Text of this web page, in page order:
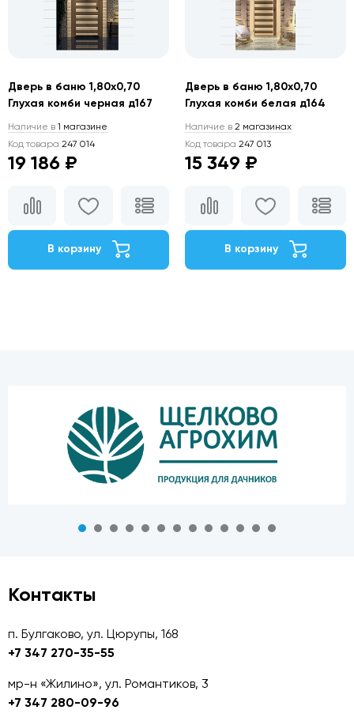
Дверь в баню 1,80х0,70
Глухая комби черная д167
Наличие в 1 магазине
Код товара 247 014
19 186 ₽
В корзину
Дверь в баню 1,80х0,70
Глухая комби белая д164
Наличие в 2 магазинах
Код товара 247 013
15 349 ₽
В корзину
Контакты
п. Булгаково, ул. Цюрупы, 168
+7 347 270-35-55
мр-н «Жилино», ул. Романтиков, 3
+7 347 280-09-96